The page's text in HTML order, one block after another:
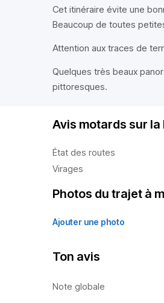
Cet itinéraire évite une
Beaucoup de toutes
Attention aux traces de
Quelques très beaux
pittoresques.
Avis motards sur la
État des routes
Virages
Photos du trajet à
Ajouter une photo
Ton avis
Note globale